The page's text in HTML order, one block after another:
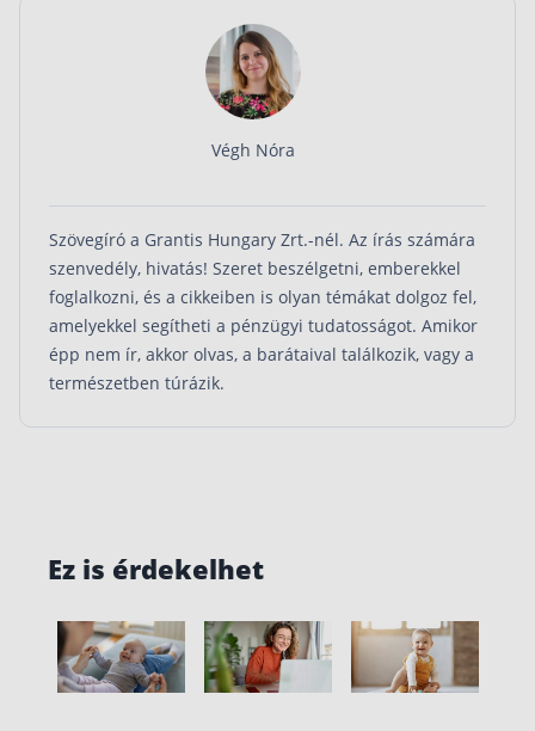
Végh Nóra
Szövegíró a Grantis Hungary Zrt.-nél. Az írás számára
szenvedély, hivatás! Szeret beszélgetni, emberekkel
foglalkozni, és a cikkeiben is olyan témákat dolgoz fel,
amelyekkel segítheti a pénzügyi tudatosságot. Amikor
épp nem ír, akkor olvas, a barátaival találkozik, vagy a
természetben túrázik.
Ez is érdekelhet